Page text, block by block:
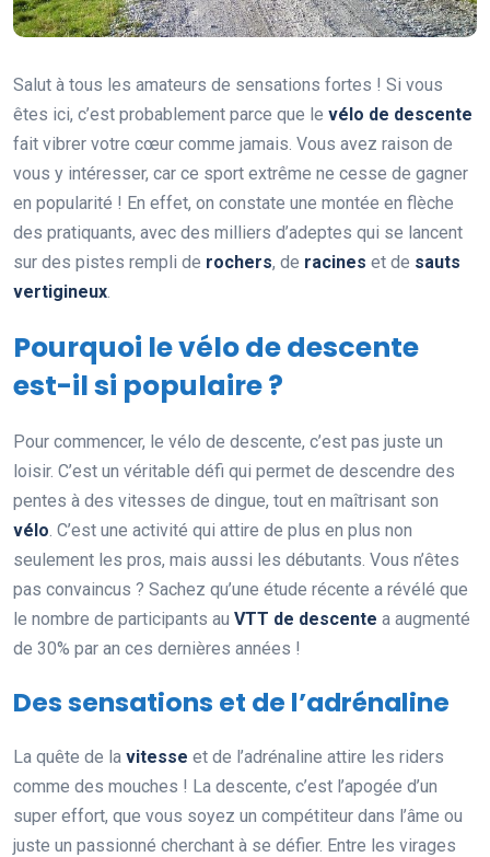
Salut à tous les amateurs de sensations fortes ! Si vous
êtes ici, c’est probablement parce que le vélo de descente
fait vibrer votre cœur comme jamais. Vous avez raison de
vous y intéresser, car ce sport extrême ne cesse de gagner
en popularité ! En effet, on constate une montée en flèche
des pratiquants, avec des milliers d’adeptes qui se lancent
sur des pistes rempli de rochers, de racines et de sauts
vertigineux.
Pourquoi le vélo de descente
est-il si populaire ?
Pour commencer, le vélo de descente, c’est pas juste un
loisir. C’est un véritable défi qui permet de descendre des
pentes à des vitesses de dingue, tout en maîtrisant son
vélo. C’est une activité qui attire de plus en plus non
seulement les pros, mais aussi les débutants. Vous n’êtes
pas convaincus ? Sachez qu’une étude récente a révélé que
le nombre de participants au VTT de descente a augmenté
de 30% par an ces dernières années !
Des sensations et de l’adrénaline
La quête de la vitesse et de l’adrénaline attire les riders
comme des mouches ! La descente, c’est l’apogée d’un
super effort, que vous soyez un compétiteur dans l’âme ou
juste un passionné cherchant à se défier. Entre les virages